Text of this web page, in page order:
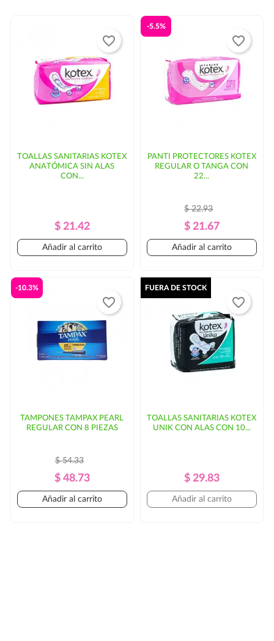
TOALLAS SANITARIAS KOTEX
ANATÓMICA SIN ALAS
CON...
Precio
Regular
Precio
$ 21.42
Añadir al carrito
favorite_border
PANTI PROTECTORES KOTEX
REGULAR O TANGA CON
22...
Precio
Regular
$ 22.93
Precio
$ 21.67
-5.5%
Añadir al carrito
favorite_border
TAMPONES TAMPAX PEARL
REGULAR CON 8 PIEZAS
Precio
Regular
$ 54.33
Precio
$ 48.73
-10.3%
Añadir al carrito
favorite_border
TOALLAS SANITARIAS KOTEX
UNIK CON ALAS CON 10...
Precio
Regular
Precio
$ 29.83
FUERA DE STOCK
Añadir al carrito
favorite_border